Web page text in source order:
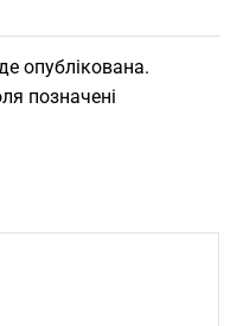
опублікована.
позначені